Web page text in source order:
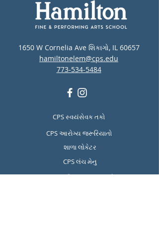
1650 W Cornelia Ave શિકાગો, IL 60657
hamiltonelem@cps.edu
773-534-5484
CPS સ્વયંસેવક તકો
CPS આરોગ્ય જરૂરિયાતો
શાળા લોકેટર
CPS લંચ મેનુ
CPS માનસિક સ્વાસ્થ્ય અને